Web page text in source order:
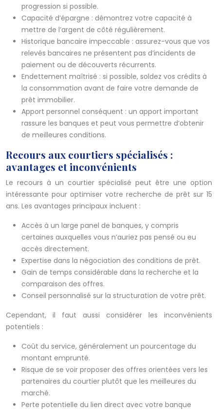
progression si possible.
Capacité d’épargne : démontrez votre capacité à
mettre de l’argent de côté régulièrement.
Historique bancaire impeccable : assurez-vous que vos
relevés bancaires ne présentent pas d’incidents de
paiement ou de découverts récurrents.
Endettement maîtrisé : si possible, soldez vos crédits à
la consommation avant de faire votre demande de
prêt immobilier.
Apport personnel conséquent : un apport important
rassure les banques et peut vous permettre d’obtenir
de meilleures conditions.
Recours aux courtiers spécialisés :
avantages et inconvénients
Le recours à un courtier spécialisé peut être une option
intéressante pour optimiser votre recherche de prêt sur 15
ans. Les avantages principaux incluent :
Accès à un large panel de banques, y compris
certaines auxquelles vous n’auriez pas pensé ou eu
accès directement.
Expertise dans la négociation des conditions de prêt.
Gain de temps considérable dans la recherche et la
comparaison des offres.
Conseil personnalisé sur la structuration de votre prêt.
Cependant, il faut aussi considérer les inconvénients
potentiels :
Coût du service, généralement un pourcentage du
montant emprunté.
Risque de se voir proposer des offres orientées vers les
partenaires du courtier plutôt que les meilleures du
marché.
Perte potentielle du lien direct avec votre banque